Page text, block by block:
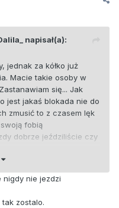
napisał(a):
jednak za kółko już
Macie takie osoby w
się... Jak
jest jakaś blokada nie do
zmusić to z czasem lęk
fobią
dobrze jeździliście czy
dać do fobii, kurczaki
nigdy nie jezdzi
zostalo.